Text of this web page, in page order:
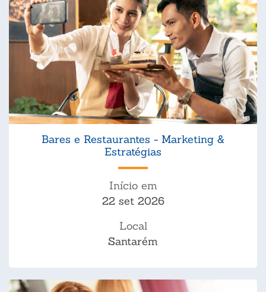
Bares e Restaurantes - Marketing &
Estratégias
Início em
22 set 2026
Local
Santarém